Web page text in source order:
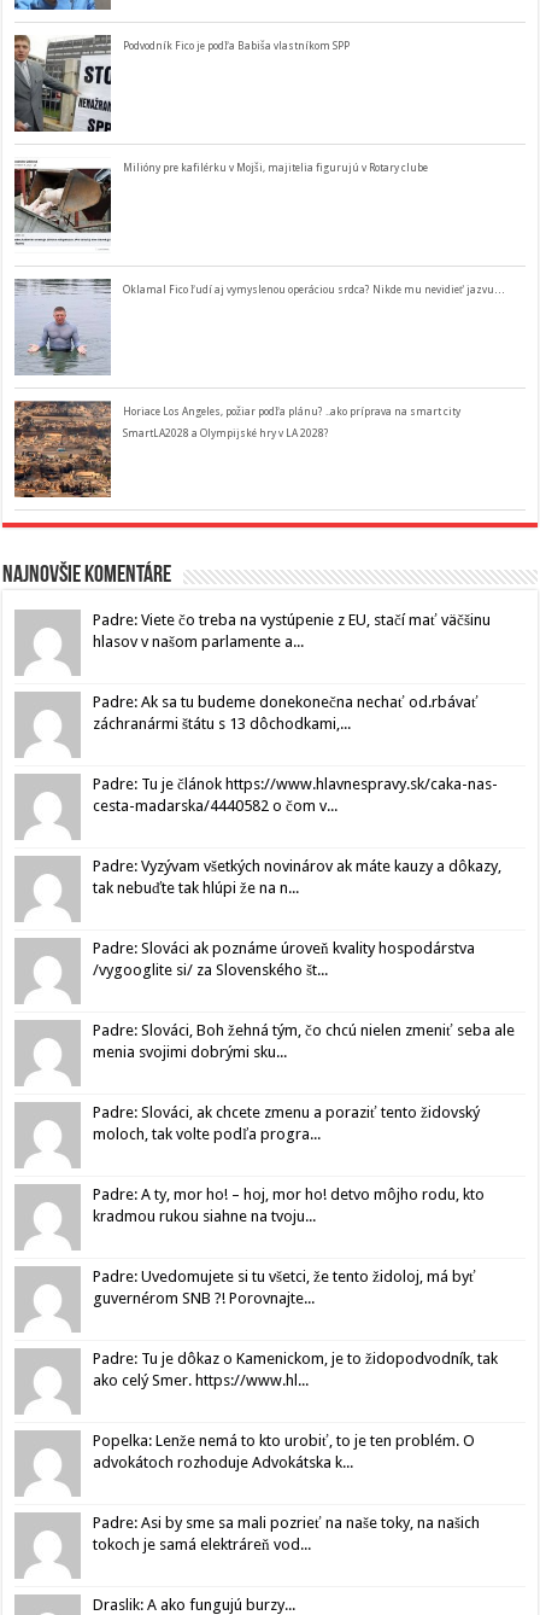
Podvodník Fico je podľa Babiša vlastníkom SPP
Milióny pre kafilérku v Mojši, majitelia figurujú v Rotary clube
Oklamal Fico ľudí aj vymyslenou operáciou srdca? Nikde mu nevidieť jazvu…
Horiace Los Angeles, požiar podľa plánu? ..ako príprava na smart city
SmartLA2028 a Olympijské hry v LA 2028?
Najnovšie komentáre
Padre: Viete čo treba na vystúpenie z EU, stačí mať väčšinu
hlasov v našom parlamente a...
Padre: Ak sa tu budeme donekonečna nechať od.rbávať
záchranármi štátu s 13 dôchodkami,...
Padre: Tu je článok https://www.hlavnespravy.sk/caka-nas-
cesta-madarska/4440582 o čom v...
Padre: Vyzývam všetkých novinárov ak máte kauzy a dôkazy,
tak nebuďte tak hlúpi že na n...
Padre: Slováci ak poznáme úroveň kvality hospodárstva
/vygooglite si/ za Slovenského št...
Padre: Slováci, Boh žehná tým, čo chcú nielen zmeniť seba ale
menia svojimi dobrými sku...
Padre: Slováci, ak chcete zmenu a poraziť tento židovský
moloch, tak volte podľa progra...
Padre: A ty, mor ho! – hoj, mor ho! detvo môjho rodu, kto
kradmou rukou siahne na tvoju...
Padre: Uvedomujete si tu všetci, že tento židoloj, má byť
guvernérom SNB ?! Porovnajte...
Padre: Tu je dôkaz o Kamenickom, je to židopodvodník, tak
ako celý Smer. https://www.hl...
Popelka: Lenže nemá to kto urobiť, to je ten problém. O
advokátoch rozhoduje Advokátska k...
Padre: Asi by sme sa mali pozrieť na naše toky, na našich
tokoch je samá elektráreň vod...
Draslik: A ako fungujú burzy...